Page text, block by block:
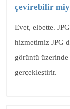
çevirebilir
Evet, elbette.
hizmetimiz JPG
görüntü
gerçekleştirir.